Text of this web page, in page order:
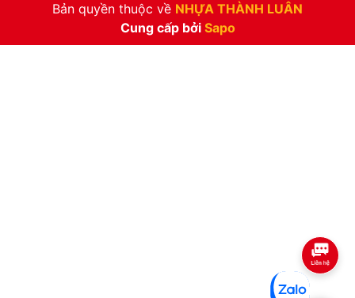
Bản quyền thuộc về NHỰA THÀNH LUÂN
Cung cấp bởi Sapo